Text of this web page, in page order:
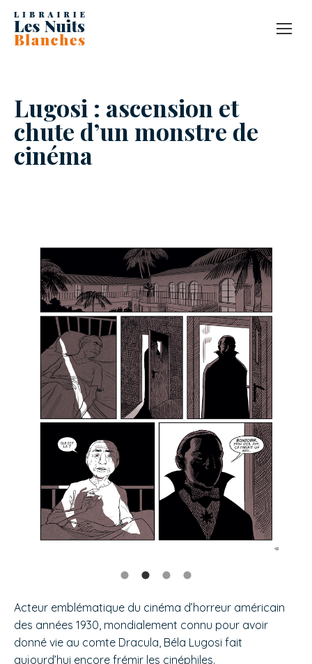
Lugosi : ascension et
chute d’un monstre de
cinéma
Acteur emblématique du cinéma d’horreur américain
des années 1930, mondialement connu pour avoir
donné vie au comte Dracula, Béla Lugosi fait
aujourd’hui encore frémir les cinéphiles.